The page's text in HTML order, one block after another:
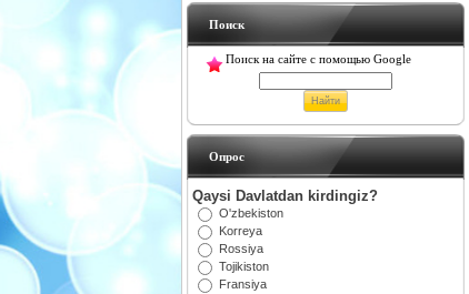
Поиск
Поиск на сайте с помощью Google
Oпрос
Qaysi Davlatdan kirdingiz?
O'zbekiston
Korreya
Rossiya
Tojikiston
Fransiya